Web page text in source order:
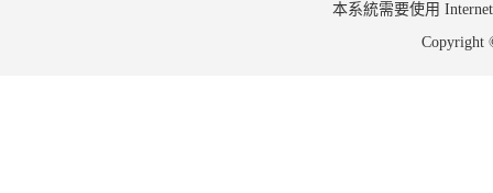
本系統需要使用
Copyright